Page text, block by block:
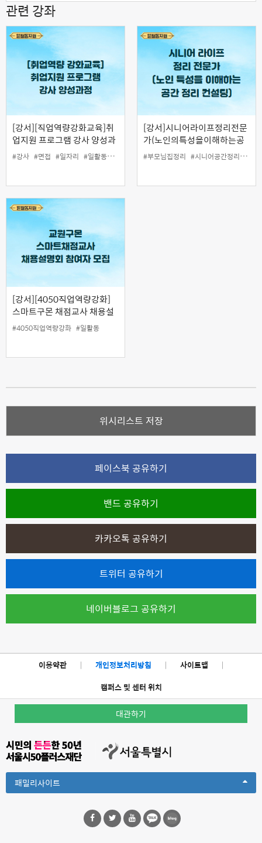
관련 강좌
[강서][직업역량강화교육]취
업지원 프로그램 강사 양성과
정
#강사 #면접 #일자리 #일활동 #취업
[강서]시니어라이프정리전문
가(노인의특성을이해하는공
간정리컨설팅:주거공간, 추억
물품정리, 정서지원)
#부모님집정리 #시니어공간정리 #일
[강서][4050직업역량강화]
스마트구몬 채점교사 채용설
명회 참여자 모집(재택근무)
#4050직업역량강화 #일활동
위시리스트 저장
페이스북 공유하기
밴드 공유하기
카카오톡 공유하기
트위터 공유하기
네이버블로그 공유하기
이용약관 | 개인정보처리방침 | 사이트맵
|
캠퍼스 및 센터 위치
대관하기
패밀리사이트Toggle
Dropdown